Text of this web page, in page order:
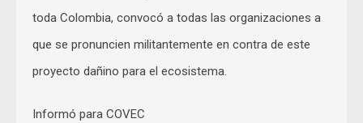
toda Colombia, convocó a todas las organizaciones a
que se pronuncien militantemente en contra de este
proyecto dañino para el ecosistema.
Informó para COVEC